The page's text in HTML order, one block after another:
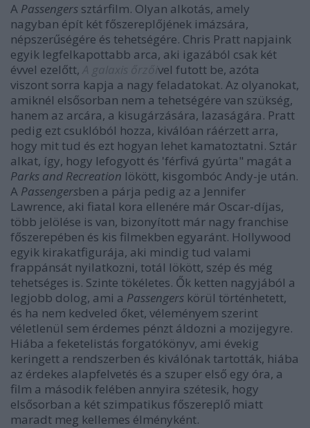
A Passengers sztárfilm. Olyan alkotás, amely
nagyban épít két főszereplőjének imázsára,
népszerűségére és tehetségére. Chris Pratt napjaink
egyik legfelkapottabb arca, aki igazából csak két
évvel ezelőtt,
vel futott be, azóta
viszont sorra kapja a nagy feladatokat. Az olyanokat,
amiknél elsősorban nem a tehetségére van szükség,
hanem az arcára, a kisugárzására, lazaságára. Pratt
pedig ezt csuklóból hozza, kiválóan ráérzett arra,
hogy mit tud és ezt hogyan lehet kamatoztatni. Sztár
alkat, így, hogy lefogyott és 'férfivá gyúrta" magát a
Parks and Recreation lökött, kisgombóc Andy-je után.
A Passengersben a párja pedig az a Jennifer
Lawrence, aki fiatal kora ellenére már Oscar-díjas,
több jelölése is van, bizonyított már nagy franchise
főszerepében és kis filmekben egyaránt. Hollywood
egyik kirakatfigurája, aki mindig tud valami
frappánsát nyilatkozni, totál lökött, szép és még
tehetséges is. Szinte tökéletes. Ők ketten nagyjából a
legjobb dolog, ami a Passengers körül történhetett,
és ha nem kedveled őket, véleményem szerint
véletlenül sem érdemes pénzt áldozni a mozijegyre.
Hiába a feketelistás forgatókönyv, ami évekig
keringett a rendszerben és kiválónak tartották, hiába
az érdekes alapfelvetés és a szuper első egy óra, a
film a második felében annyira szétesik, hogy
elsősorban a két szimpatikus főszereplő miatt
maradt meg kellemes élményként.